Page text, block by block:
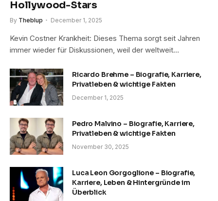
Hollywood-Stars
By Theblup December 1, 2025
Kevin Costner Krankheit: Dieses Thema sorgt seit Jahren
immer wieder für Diskussionen, weil der weltweit…
Ricardo Brehme – Biografie, Karriere,
Privatleben & wichtige Fakten
December 1, 2025
Pedro Malvino – Biografie, Karriere,
Privatleben & wichtige Fakten
November 30, 2025
Luca Leon Gorgoglione – Biografie,
Karriere, Leben & Hintergründe im
Überblick